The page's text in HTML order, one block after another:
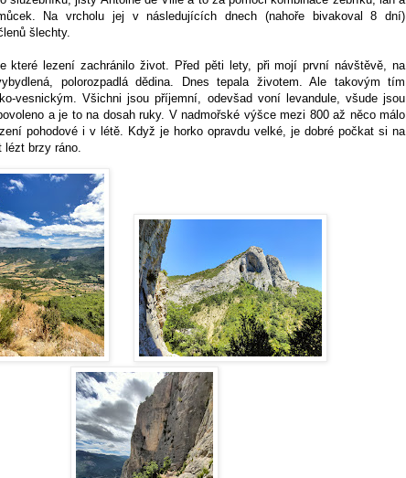
Na vrcholu jej v následujících dnech (nahoře bivakoval 8 dní)
šlechty.
které lezení zachránilo život. Před pěti lety, při mojí první návštěvě, na
polorozpadlá dědina. Dnes tepala životem. Ale takovým tím
vesnickým. Všichni jsou příjemní, odevšad voní levandule, všude jsou
a je to na dosah ruky. V nadmořské výšce mezi 800 až něco málo
pohodové i v létě. Když je horko opravdu velké, je dobré počkat si na
brzy ráno.